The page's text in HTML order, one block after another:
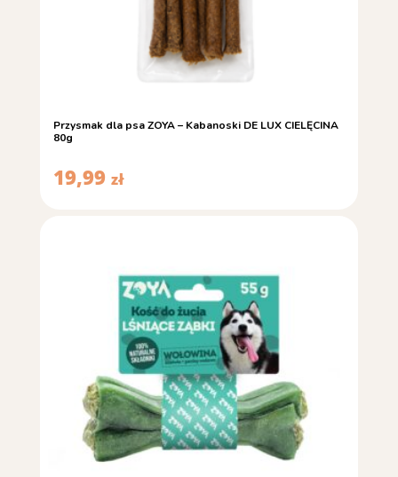
Przysmak dla psa ZOYA – Kabanoski DE LUX CIELĘCINA
80g
19,99 zł